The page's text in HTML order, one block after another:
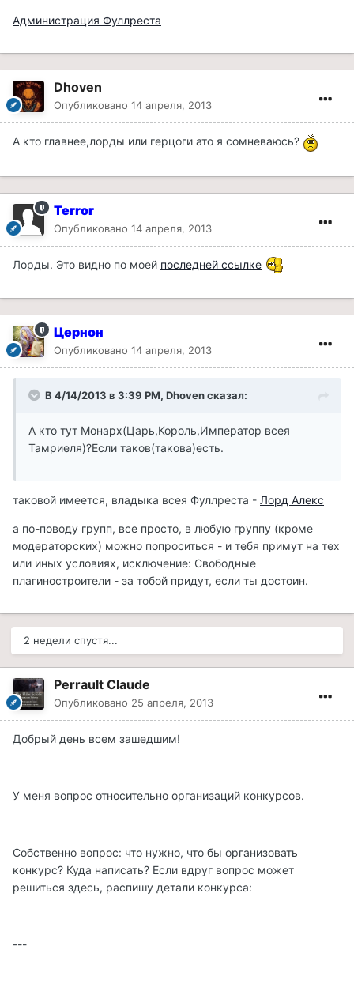
Администрация Фуллреста
Dhoven
Опубликовано 14 апреля, 2013
А кто главнее,лорды или герцоги ато я сомневаюсь?
Terror
Опубликовано 14 апреля, 2013
Лорды. Это видно по моей последней ссылке
Цернон
Опубликовано 14 апреля, 2013
В 4/14/2013 в 3:39 PM, Dhoven сказал:
А кто тут Монарх(Царь,Король,Император всея
Тамриеля)?Если таков(такова)есть.
таковой имеется, владыка всея Фуллреста - Лорд Алекс
а по-поводу групп, все просто, в любую группу (кроме
модераторских) можно попроситься - и тебя примут на тех
или иных условиях, исключение: Свободные
плагиностроители - за тобой придут, если ты достоин.
2 недели спустя...
Perrault Claude
Опубликовано 25 апреля, 2013
Добрый день всем зашедшим!
У меня вопрос относительно организаций конкурсов.
Собственно вопрос: что нужно, что бы организовать
конкурс? Куда написать? Если вдруг вопрос может
решиться здесь, распишу детали конкурса:
---